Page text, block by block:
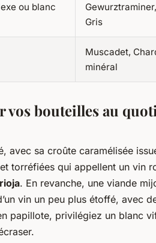
ou blanc
Gris
Muscadet,
minéral
vos bouteilles au
avec sa croûte caramélisée
torréfiées qui appellent un vin
rioja. En revanche, une viande
vin un peu plus étoffé, avec
papillote, privilégiez un blanc